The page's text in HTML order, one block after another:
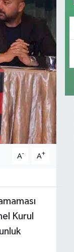
A- A+
Kurul